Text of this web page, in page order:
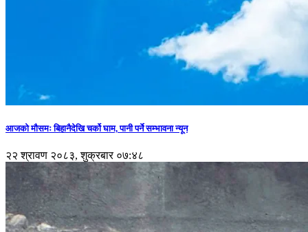
आजको मौसमः बिहानैदेखि चर्को घाम, पानी पर्ने सम्भावना न्यून
२२ श्रावण २०८३, शुक्रबार ०७:४८